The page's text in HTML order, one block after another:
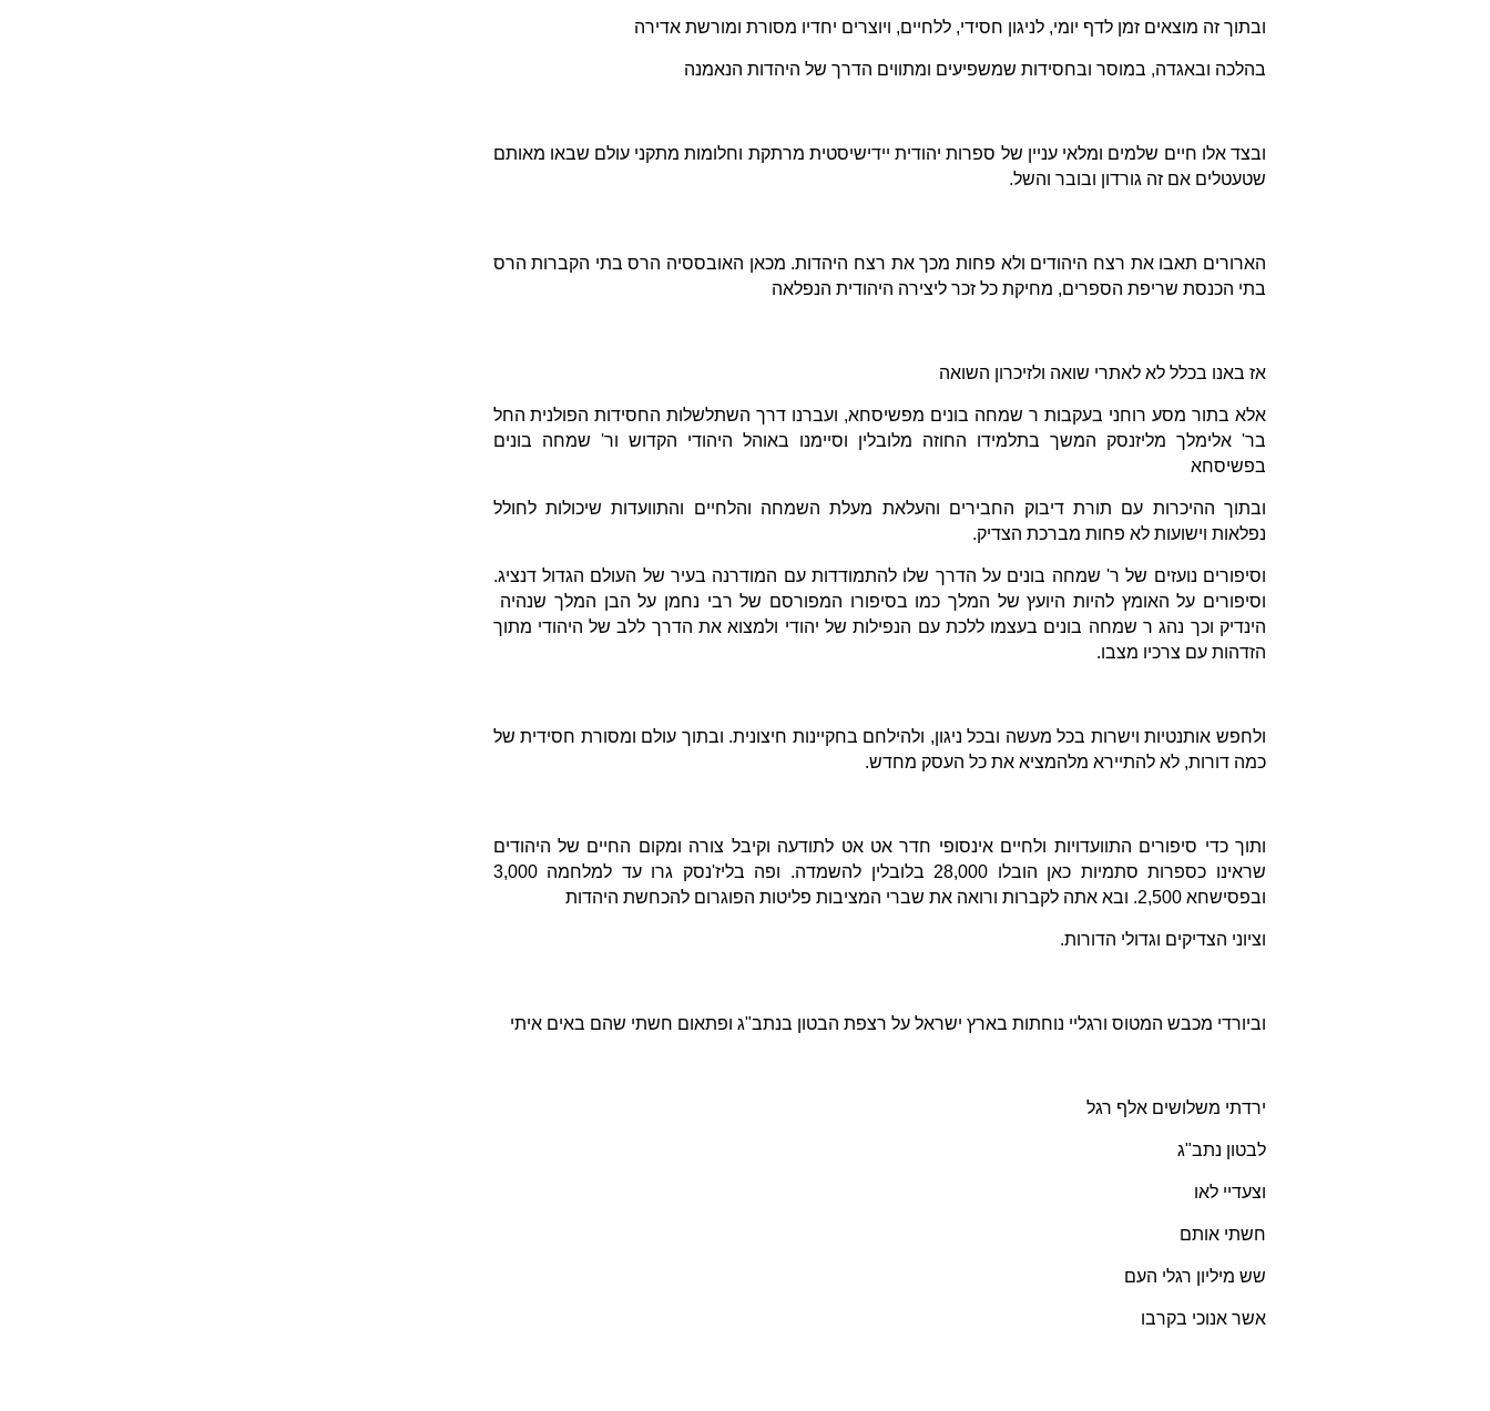
ובתוך זה מוצאים זמן לדף יומי, לניגון חסידי, ללחיים, ויוצרים יחדיו מסורת ומורשת אדירה
בהלכה ובאגדה, במוסר ובחסידות שמשפיעים ומתווים הדרך של היהדות הנאמנה
ובצד אלו חיים שלמים ומלאי עניין של ספרות יהודית יידישיסטית מרתקת וחלומות מתקני עולם שבאו מאותם
שטעטלים אם זה גורדון ובובר והשל.
הארורים תאבו את רצח היהודים ולא פחות מכך את רצח היהדות. מכאן האובססיה הרס בתי הקברות הרס
בתי הכנסת שריפת הספרים, מחיקת כל זכר ליצירה היהודית הנפלאה
אז באנו בכלל לא לאתרי שואה ולזיכרון השואה
אלא בתור מסע רוחני בעקבות ר שמחה בונים מפשיסחא, ועברנו דרך השתלשלות החסידות הפולנית החל
בר' אלימלך מליזנסק המשך בתלמידו החוזה מלובלין וסיימנו באוהל היהודי הקדוש ור' שמחה בונים
בפשיסחא
ובתוך ההיכרות עם תורת דיבוק החבירים והעלאת מעלת השמחה והלחיים והתוועדות שיכולות לחולל
נפלאות וישועות לא פחות מברכת הצדיק.
וסיפורים נועזים של ר' שמחה בונים על הדרך שלו להתמודדות עם המודרנה בעיר של העולם הגדול דנציג.
וסיפורים על האומץ להיות היועץ של המלך כמו בסיפורו המפורסם של רבי נחמן על הבן המלך שנהיה
הינדיק וכך נהג ר שמחה בונים בעצמו ללכת עם הנפילות של יהודי ולמצוא את הדרך ללב של היהודי מתוך
הזדהות עם צרכיו מצבו.
ולחפש אותנטיות וישרות בכל מעשה ובכל ניגון, ולהילחם בחקיינות חיצונית. ובתוך עולם ומסורת חסידית של
כמה דורות, לא להתיירא מלהמציא את כל העסק מחדש.
ותוך כדי סיפורים התוועדויות ולחיים אינסופי חדר אט אט לתודעה וקיבל צורה ומקום החיים של היהודים
שראינו כספרות סתמיות כאן הובלו 28,000 בלובלין להשמדה. ופה בליז'נסק גרו עד למלחמה 3,000
ובפסישחא 2,500. ובא אתה לקברות ורואה את שברי המציבות פליטות הפוגרום להכחשת היהדות
וציוני הצדיקים וגדולי הדורות.
וביורדי מכבש המטוס ורגליי נוחתות בארץ ישראל על רצפת הבטון בנתב"ג ופתאום חשתי שהם באים איתי
ירדתי משלושים אלף רגל
לבטון נתב"ג
וצעדיי לאו
חשתי אותם
שש מיליון רגלי העם
אשר אנוכי בקרבו